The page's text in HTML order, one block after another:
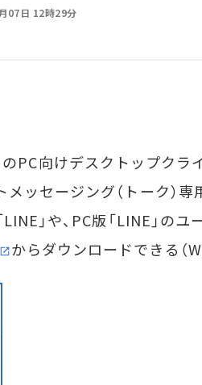
07日 12時29分
PC向けデスクトップクラ
ッセージング（トーク）専
」や、PC版「LINE」の
からダウンロードできる（